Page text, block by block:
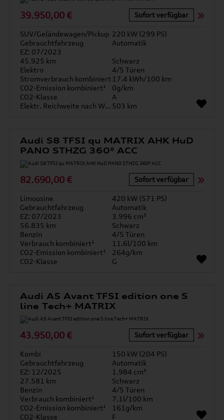
39.950,00 € Sofort verfügbar
SUV/Geländewagen/Pickup 220 kW (299 PS)
Gebrauchtfahrzeug
Automatik
EZ: 07/2023
45.925 km
Schwarz
Elektro
4/5 Türen
Stromverbrauch kombiniert 17.4 kWh/100 km
CO2-Emission kombiniert¹
0g/km
CO2-Klasse
A
Elektr. Reichweite nach WLTP* 503 km
Audi S8 TFSI qu MATRIX AHK HuD
PANO STHZG 360° ACC
82.690,00 € Sofort verfügbar
Limousine
420 kW (571 PS)
Gebrauchtfahrzeug
Automatik
EZ: 07/2023
3.996 cm³
56.835 km
Schwarz
Benzin
4/5 Türen
Verbrauch kombiniert¹
11.6l/100 km
CO2-Emission kombiniert¹
264g/km
CO2-Klasse
G
Audi A5 Avant TFSI edition one S
line Tech+ MATRIX
43.950,00 € Sofort verfügbar
Kombi
150 kW (204 PS)
Gebrauchtfahrzeug
Automatik
EZ: 12/2025
1.984 cm³
27.581 km
Schwarz
Benzin
4/5 Türen
Verbrauch kombiniert¹
7.1l/100 km
CO2-Emission kombiniert¹
161g/km
CO2-Klasse
F